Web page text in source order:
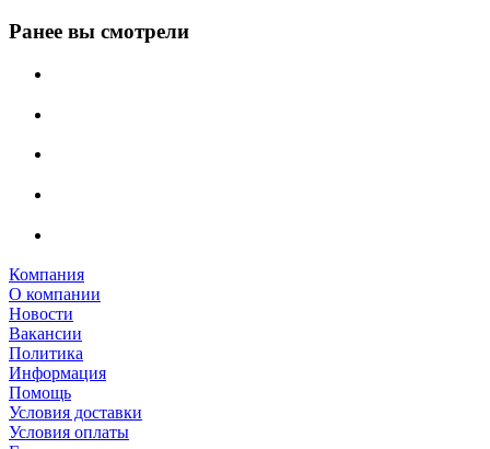
Ранее вы смотрели
Компания
О компании
Новости
Вакансии
Политика
Информация
Помощь
Условия доставки
Условия оплаты